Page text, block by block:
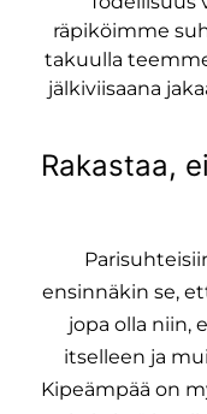
räpiköimme
takuulla
jälkiviisaana
Rakastaa,
ensinnäkin se,
jopa olla niin,
itselleen ja
Kipeämpää on